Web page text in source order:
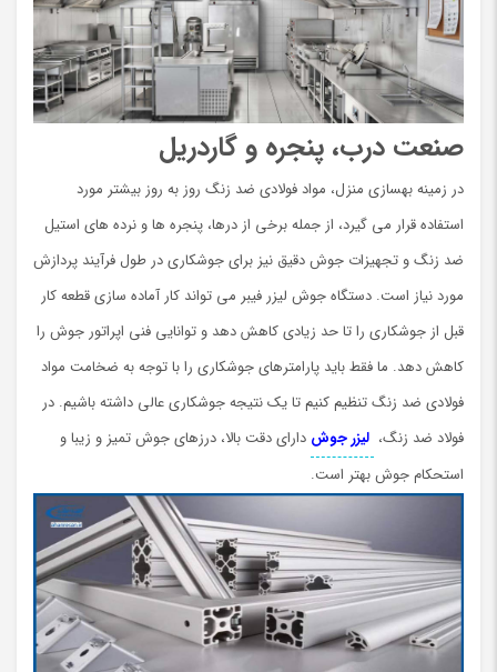
صنعت درب، پنجره و گاردریل
در زمینه بهسازی منزل، مواد فولادی ضد زنگ روز به روز بیشتر مورد
استفاده قرار می گیرد، از جمله برخی از درها، پنجره ها و نرده های استیل
ضد زنگ و تجهیزات جوش دقیق نیز برای جوشکاری در طول فرآیند پردازش
مورد نیاز است. دستگاه جوش لیزر فیبر می تواند کار آماده سازی قطعه کار
قبل از جوشکاری را تا حد زیادی کاهش دهد و توانایی فنی اپراتور جوش را
کاهش دهد. ما فقط باید پارامترهای جوشکاری را با توجه به ضخامت مواد
فولادی ضد زنگ تنظیم کنیم تا یک نتیجه جوشکاری عالی داشته باشیم. در
فولاد ضد زنگ، لیزر جوش دارای دقت بالا، درزهای جوش تمیز و زیبا و
استحکام جوش بهتر است.